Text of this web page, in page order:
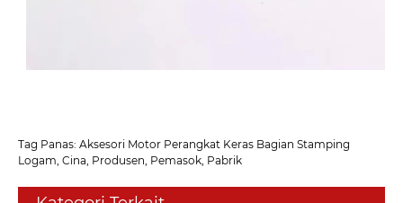
Tag Panas: Aksesori Motor Perangkat Keras Bagian Stamping
Logam, Cina, Produsen, Pemasok, Pabrik